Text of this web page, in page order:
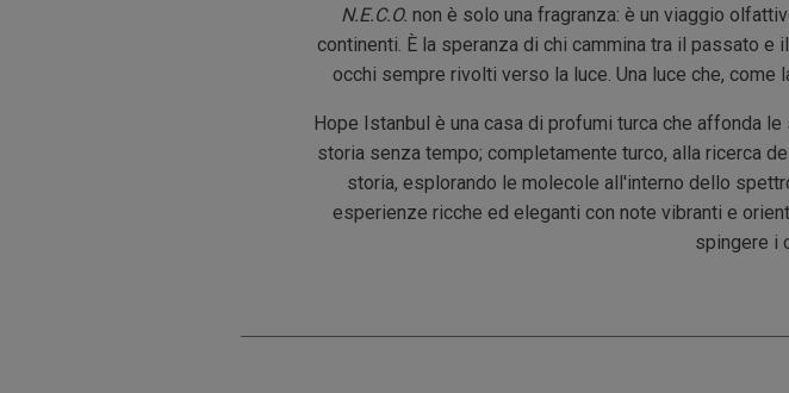
N.E.C.O. non è solo una fragranza: è un viaggio
continenti. È la speranza di chi cammina tra il passato
occhi sempre rivolti verso la luce. Una luce che,
Hope Istanbul è una casa di profumi turca che affonda
storia senza tempo; completamente turco, alla ricerca
storia, esplorando le molecole all'interno dello
esperienze ricche ed eleganti con note vibranti e
spingere i